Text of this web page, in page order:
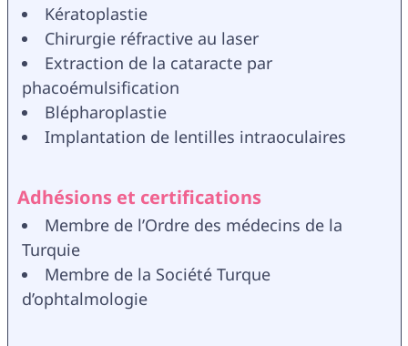
Kératoplastie
Chirurgie réfractive au laser
Extraction de la cataracte par
phacoémulsification
Blépharoplastie
Implantation de lentilles intraoculaires
Adhésions et certifications
Membre de l’Ordre des médecins de la
Turquie
Membre de la Société Turque
d’ophtalmologie